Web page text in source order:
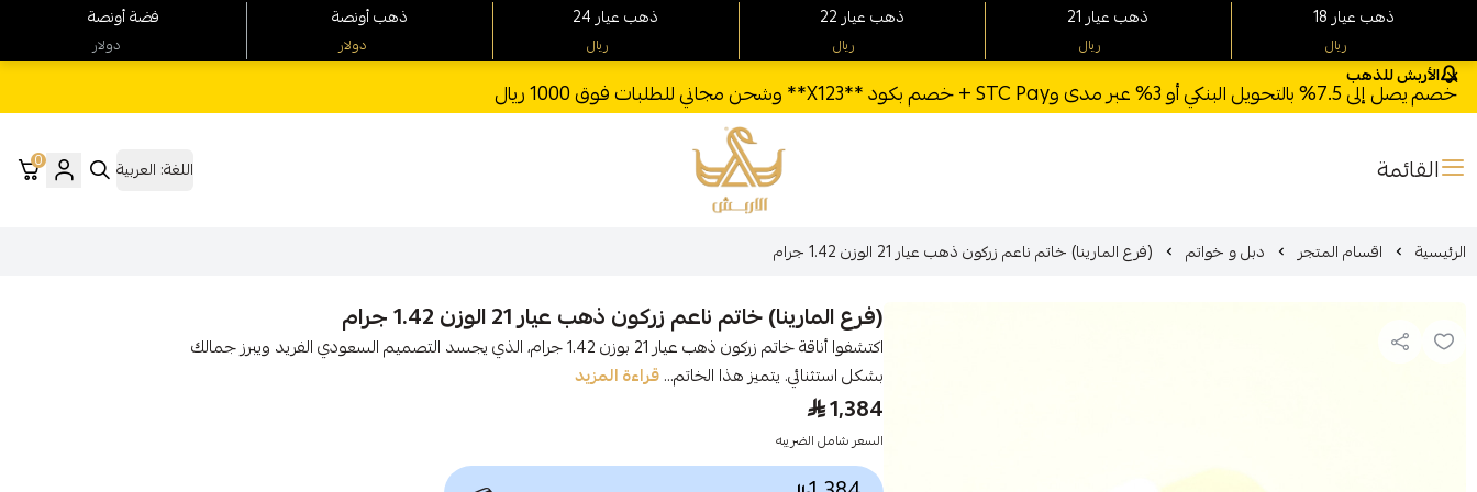
الأربش للذهب
خصم يصل إلى 7.5% بالتحويل البنكي أو 3% عبر مدى وSTC Pay + خصم بكود **X123** وشحن مجاني للطلبات فوق 1000 ريال
القائمة الأربش للذهب اللغة: العربية 0
الرئيسية اقسام المتجر دبل و خواتم (فرع المارينا) خاتم ناعم زركون ذهب عيار 21 الوزن 1.42 جرام
(فرع المارينا) خاتم ناعم زركون ذهب عيار 21 الوزن 1.42 جرام
اكتشفوا أناقة خاتم زركون ذهب عيار 21 بوزن 1.42 جرام، الذي يجسد التصميم السعودي الفريد ويبرز جمالك
بشكل استثنائي. يتميز هذا الخاتم...قراءة المزيد
1,384
السعر شامل الضريبه
فضة أونصة
دولار
ذهب أونصة
دولار
24 ذهب عيار
ريال
22 ذهب عيار
ريال
21 ذهب عيار
ريال
18 ذهب عيار
ريال